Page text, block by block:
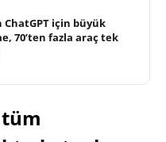
ChatGPT için büyük
70’ten fazla araç tek